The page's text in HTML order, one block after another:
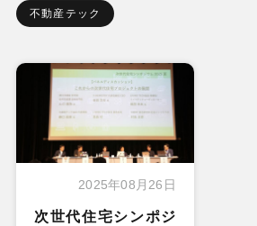
不動産テック
2025年08月26日
次世代住宅シンポジ